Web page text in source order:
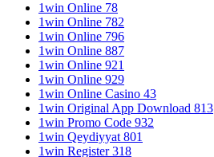
1win Online 78
1win Online 782
1win Online 796
1win Online 887
1win Online 921
1win Online 929
1win Online Casino 43
1win Original App Download 813
1win Promo Code 932
1win Qeydiyyat 801
1win Register 318